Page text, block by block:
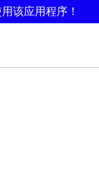
该应用程序！